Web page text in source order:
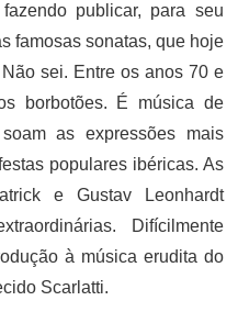
publicar, para seu
famosas sonatas, que hoje
sei. Entre os anos 70 e
borbotões. É música de
as expressões mais
populares ibéricas. As
e Gustav Leonhardt
Difícilmente
à música erudita do
Scarlatti.